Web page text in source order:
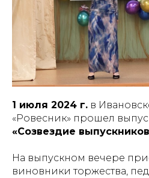
1 июля 2024 г. в
«Ровесник» прошел
«Созвездие
На выпускном вечере
виновники торжества,